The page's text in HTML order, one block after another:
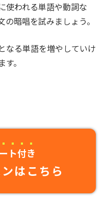
使われる単語や動詞な
暗唱を試みましょう。
なる単語を増やしていけ
。
ト付き
はこちら